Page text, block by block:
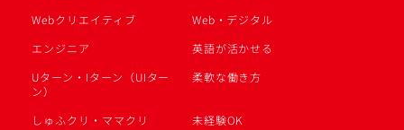
Webクリエイティブ
Web・デジタル
エンジニア
英語が活かせる
Uターン・Iターン（UIター
ン）
柔軟な働き方
しゅふクリ・ママクリ
未経験OK